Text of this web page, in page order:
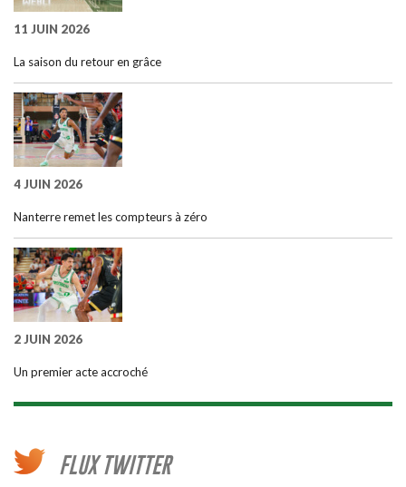
11 JUIN 2026
La saison du retour en grâce
4 JUIN 2026
Nanterre remet les compteurs à zéro
2 JUIN 2026
Un premier acte accroché
FLUX TWITTER